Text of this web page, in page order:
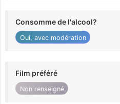
Consomme de l'alcool?
Oui, avec modération
Film préféré
Non renseigné